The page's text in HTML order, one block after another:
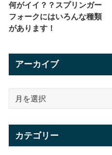
何がイイ？？スプリンガー
フォークにはいろんな種類
があります！
アーカイブ
ブ
カテゴリー